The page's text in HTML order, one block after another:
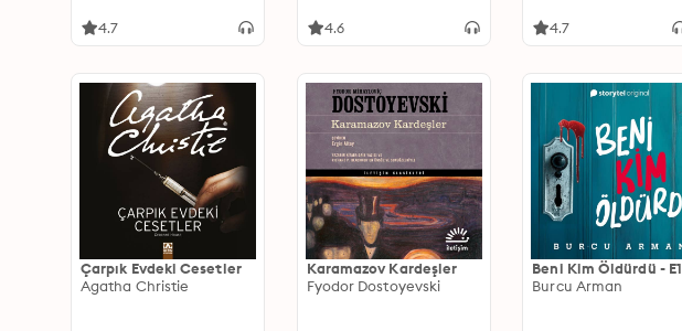
4.7 4.6 4.7
Çarpık Evdeki Cesetler
Agatha Christie
Karamazov Kardeşler
Fyodor Dostoyevski
Beni Kim Öldürdü - E1
Burcu Arman